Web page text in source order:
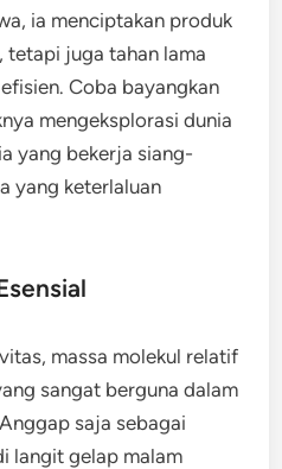
ia menciptakan produk
tetapi juga tahan lama
Coba bayangkan
mengeksplorasi dunia
yang bekerja siang-
yang keterlaluan
massa molekul relatif
sangat berguna dalam
saja sebagai
langit gelap malam